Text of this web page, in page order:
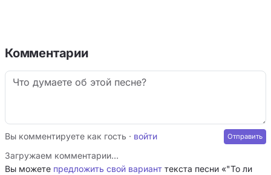
Комментарии
Вы комментируете как гость · войти
Загружаем комментарии…
Вы можете предложить свой вариант текста песни «"То ли